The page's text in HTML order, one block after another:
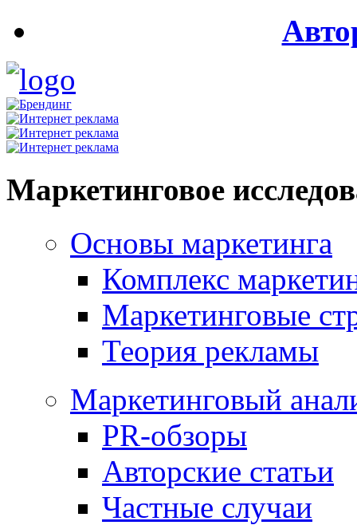
Маркетинговое
Основы маркетинга
Комплекс
Маркетинговые
Теория рекламы
Маркетинговый
PR-обзоры
Авторские статьи
Частные случаи